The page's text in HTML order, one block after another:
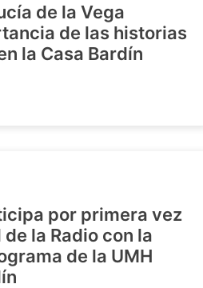
de la Vega
de las historias
la Casa Bardín
por primera vez
la Radio con la
de la UMH